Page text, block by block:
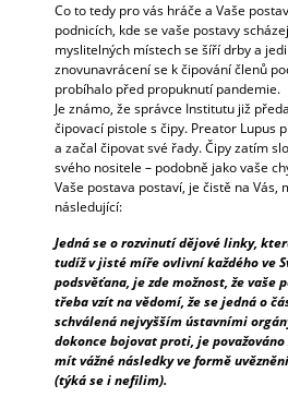
Co to tedy pro vás hráče a Vaše
podnicích, kde se vaše postavy
myslitelných místech se šíří drby a
znovunavrácení se k čipování členů
probíhalo před propuknutí pandemie.
Je známo, že správce Institutu již
čipovací pistole s čipy. Preator Lupus
a začal čipovat své řady. Čipy zatím
svého nositele – podobně jako vaše
Vaše postava postaví, je čistě na Vás,
následující:
Jedná se o rozvinutí dějové linky,
tudíž v jisté míře ovlivní každého ve
podsvěťana, je zde možnost, že vaše
třeba vzít na vědomí, že se jedná o
schválená nejvyšším ústavními
dokonce bojovat proti, je
mít vážné následky ve formě
(týká se i nefilim).